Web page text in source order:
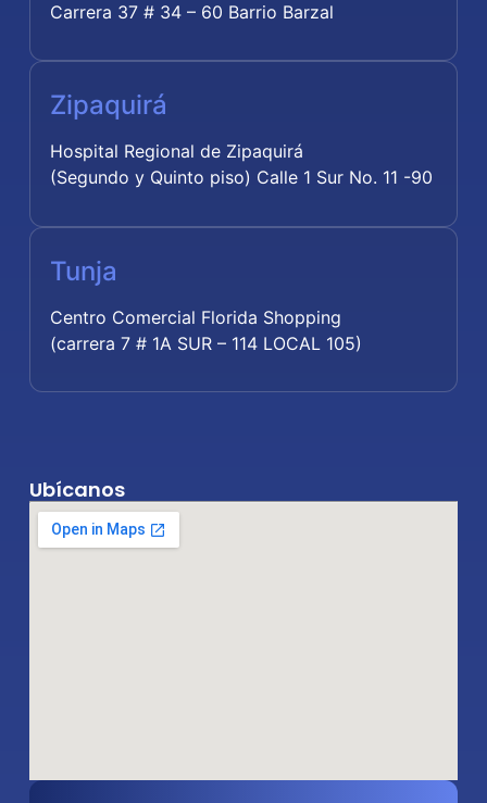
Carrera 37 # 34 – 60 Barrio Barzal
Zipaquirá
Hospital Regional de Zipaquirá
(Segundo y Quinto piso) Calle 1 Sur No. 11 -90
Tunja
Centro Comercial Florida Shopping
(carrera 7 # 1A SUR – 114 LOCAL 105)
Ubícanos